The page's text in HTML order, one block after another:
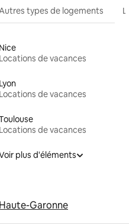
Autres types de logements
Nice
Locations de vacances
Lyon
Locations de vacances
Locations de vacances
plus d'éléments
Haute-Garonne